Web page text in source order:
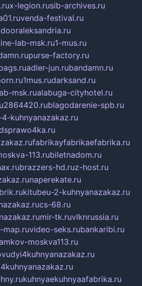
x-legion.rusib-archives.ru
venda-festival.ru
dooraleksandria.ru
lab-msk.ru1-mus.ru
purse-factory.ru
adler-jun.rubandamn.ru
1mus.rudarksand.ru
msk.rualabuga-cityhotel.ru
2864420.rublagodarenie-spb.ru
kuhnyanazakaz.ru
fabrikayfabrikaefabrika.ru
113.rubiletnadom.ru
brazzers-hd.ruz-host.ru
naperekate.ru
kitubeu-2-kuhnyanazakaz.ru
cs-68.ru
mir-tk.ruvlknrussia.ru
video-seks.rubankaribi.ru
moskva113.ru
kuhnyaekuhnyaafabrika.ru